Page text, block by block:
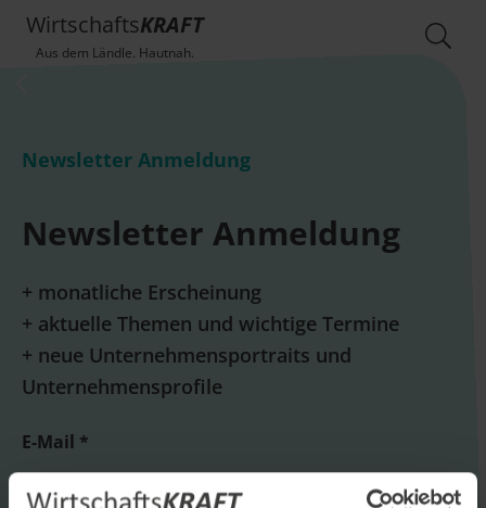
WirtschaftsKRAFT
Aus dem Ländle. Hautnah.
Newsletter Anmeldung
Newsletter Anmeldung
+ monatliche Erscheinung
+ aktuelle Themen und wichtige Termine
+ neue Unternehmensportraits und
Unternehmensprofile
E-Mail *